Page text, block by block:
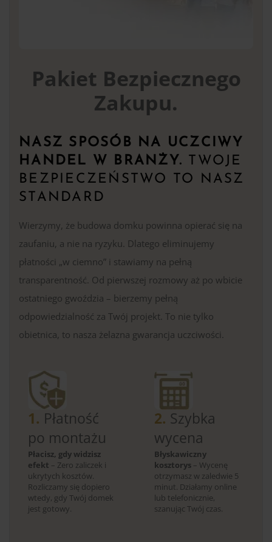
Pakiet Bezpiecznego
Zakupu.
NASZ SPOSÓB NA UCZCIWY
HANDEL W BRANŻY.
TWOJE
BEZPIECZEŃSTWO TO NASZ
STANDARD
Wierzymy, że budowa domku powinna opierać się na
zaufaniu, a nie na ryzyku. Dlatego eliminujemy
płatności „w ciemno” i stawiamy na pełną
transparentność. Od pierwszej rozmowy aż po wbicie
ostatniego gwoździa – bierzemy pełną
odpowiedzialność za Twój projekt. To nie tylko
obietnica, to nasza żelazna gwarancja uczciwości.
1. Płatność
po montażu
Płacisz, gdy widzisz
efekt – Zero zaliczek i
ukrytych kosztów.
Rozliczamy się dopiero
wtedy, gdy Twój domek
jest gotowy.
2. Szybka
wycena
Błyskawiczny
kosztorys – Wycenę
otrzymasz w zaledwie 5
minut. Działamy online
lub telefonicznie,
szanując Twój czas.